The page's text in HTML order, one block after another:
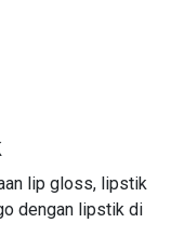
lip gloss, lipstik
dengan lipstik di